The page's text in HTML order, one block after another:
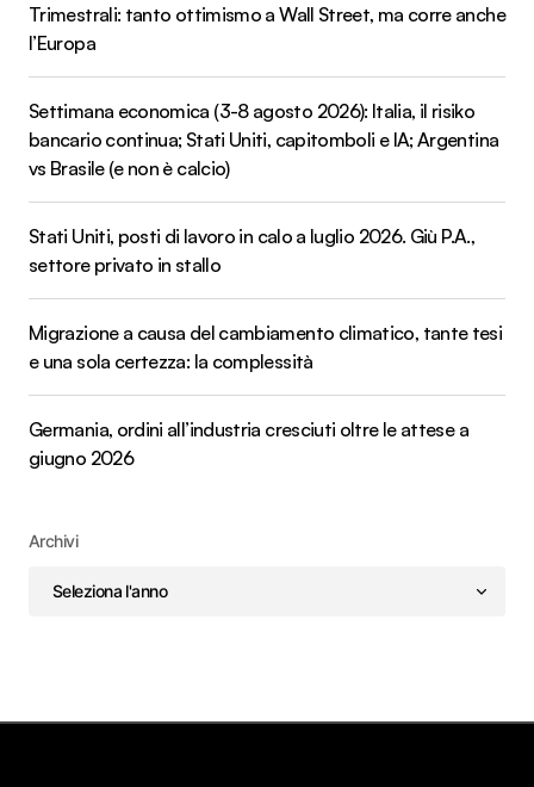
Trimestrali: tanto ottimismo a Wall Street, ma corre anche
l’Europa
Settimana economica (3-8 agosto 2026): Italia, il risiko
bancario continua; Stati Uniti, capitomboli e IA; Argentina
vs Brasile (e non è calcio)
Stati Uniti, posti di lavoro in calo a luglio 2026. Giù P.A.,
settore privato in stallo
Migrazione a causa del cambiamento climatico, tante tesi
e una sola certezza: la complessità
Germania, ordini all’industria cresciuti oltre le attese a
giugno 2026
Archivi